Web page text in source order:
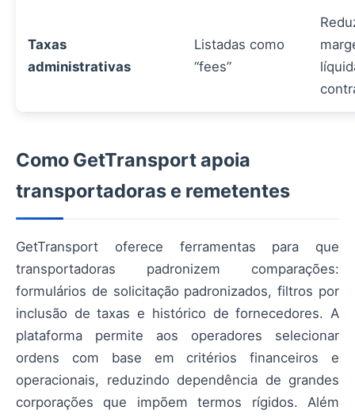
Taxas
administrativas
Listadas como
“fees”
Como GetTransport apoia
transportadoras e remetentes
GetTransport oferece ferramentas para que
transportadoras padronizem comparações:
formulários de solicitação padronizados, filtros por
inclusão de taxas e histórico de fornecedores. A
plataforma permite aos operadores selecionar
ordens com base em critérios financeiros e
operacionais, reduzindo dependência de grandes
corporações que impõem termos rígidos. Além